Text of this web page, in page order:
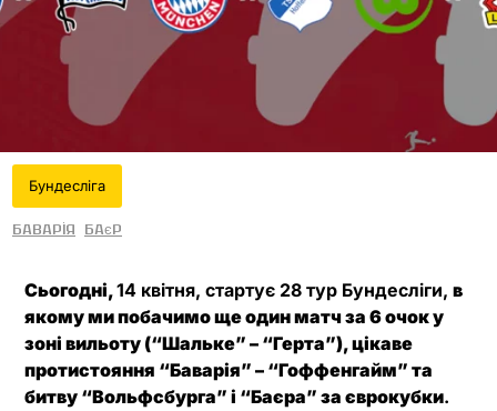
Бундесліга
Баварія Баєр
Сьогодні,14 квітня, стартує 28 тур Бундесліги, в
якому ми побачимо ще один матч за 6 очок у
зоні вильоту (“Шальке” – “Герта”), цікаве
протистояння “Баварія” – “Гоффенгайм” та
битву “Вольфсбурга” і “Баєра” за єврокубки.